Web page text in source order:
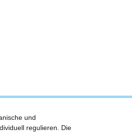
und
regulieren. Die